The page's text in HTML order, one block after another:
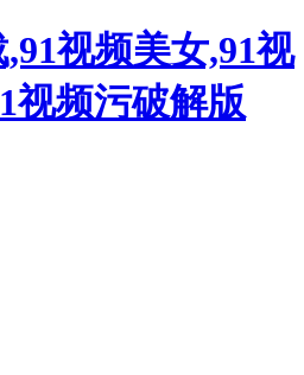
视频美女,91视
视频污破解版